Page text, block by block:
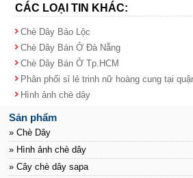
CÁC LOẠI TIN KHÁC:
Chè Dây Bảo Lộc
Chè Dây Bán Ở Đà Nẵng
Chè Dây Bán Ở Tp.HCM
Phân phối sỉ lẻ trinh nữ hoàng cung tại
Hình ảnh chè dây
Sản phẩm
» Chè Dây
» Hình ảnh chè dây
» Cây chè dây sapa